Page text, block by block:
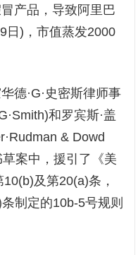
产品，导致阿里巴
日)，市值蒸发2000
德·G·史密斯律师事
和罗宾斯·盖
& Dowd
案中，援引了《美
及第20(a)条，
制定的10b-5号规则